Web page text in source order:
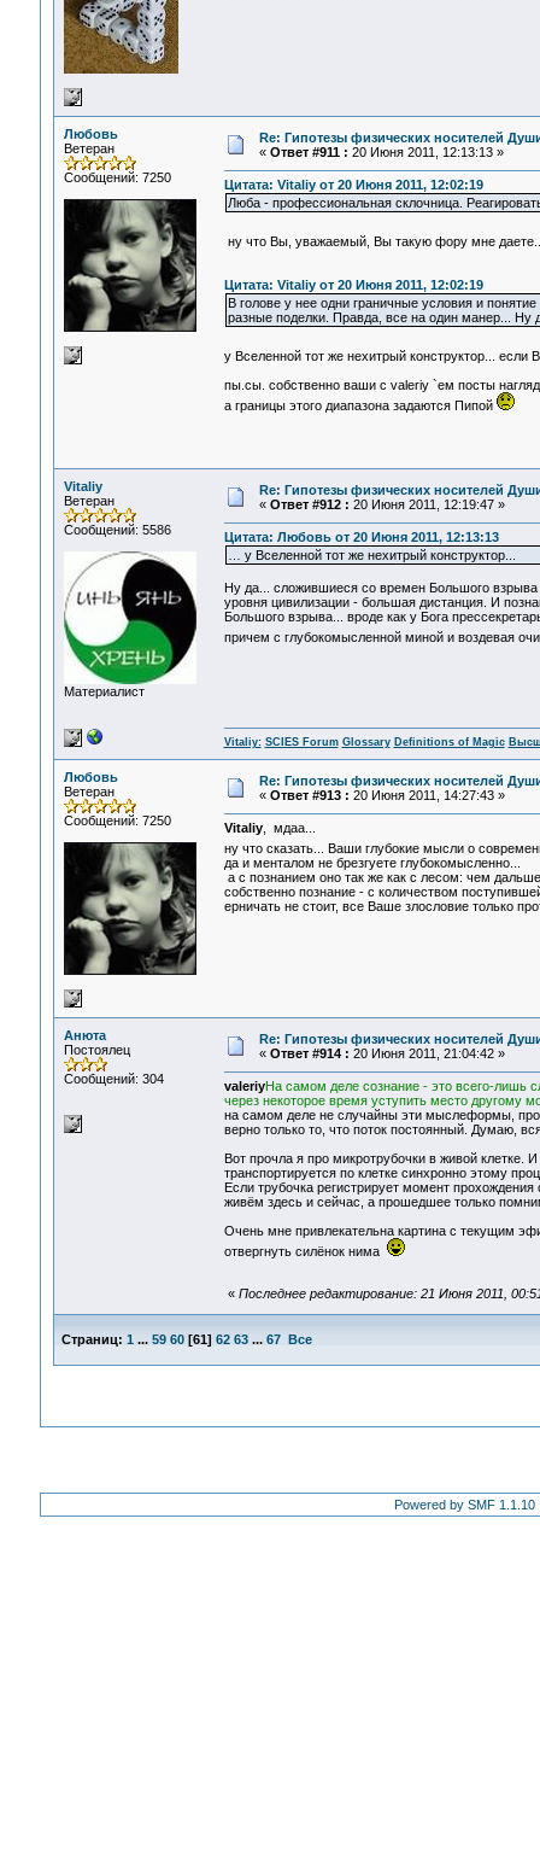
Любовь
Ветеран
Сообщений: 7250
Re: Гипотезы физических носителей
« Ответ #911 : 20 Июня 2011, 12:13:13 »
Цитата: Vitaliy от 20 Июня 2011, 12:02:19
Люба - профессиональная склочница.
ну что Вы, уважаемый, Вы такую фору мне
Цитата: Vitaliy от 20 Июня 2011, 12:02:19
В голове у нее одни граничные условия и
разные поделки. Правда, все на один манер... Ну
у Вселенной тот же нехитрый конструктор...
пы.сы. собственно ваши с valeriy `ем посты
а границы этого диапазона задаются Пипой
Vitaliy
Ветеран
Сообщений: 5586
Материалист
Re: Гипотезы физических носителей
« Ответ #912 : 20 Июня 2011, 12:19:47 »
Цитата: Любовь от 20 Июня 2011, 12:13:13
… у Вселенной тот же нехитрый конструктор...
Ну да... сложившиеся со времен Большого взрыва
уровня цивилизации - большая дистанция. И
Большого взрыва... вроде как у Бога
причем с глубокомысленной миной и воздевая
Vitaliy: SCIES Forum Glossary Definitions of Magic
Любовь
Ветеран
Сообщений: 7250
Re: Гипотезы физических носителей
« Ответ #913 : 20 Июня 2011, 14:27:43 »
Vitaliy, мдаа...
ну что сказать... Ваши глубокие мысли о
да и менталом не брезгуете глубокомысленно...
а с познанием оно так же как с лесом: чем
собственно познание - с количеством
ерничать не стоит, все Ваше злословие только
Анюта
Постоялец
Сообщений: 304
Re: Гипотезы физических носителей
« Ответ #914 : 20 Июня 2011, 21:04:42 »
valeriyНа самом деле сознание - это всего-лишь
через некоторое время уступить место другому
на самом деле не случайны эти мыслеформы,
верно только то, что поток постоянный. Думаю,
Вот прочла я про микротрубочки в живой
транспортируется по клетке синхронно этому
Если трубочка регистрирует момент
живём здесь и сейчас, а прошедшее только
Очень мне привлекательна картина с текущим
отвергнуть силёнок нима
« Последнее редактирование: 21 Июня 2011,
Страниц: 1 ... 59 60[61] 62 63 ... 67 Все
Powered by SMF 1.1.10